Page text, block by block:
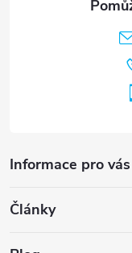
Informace pro vás
Články